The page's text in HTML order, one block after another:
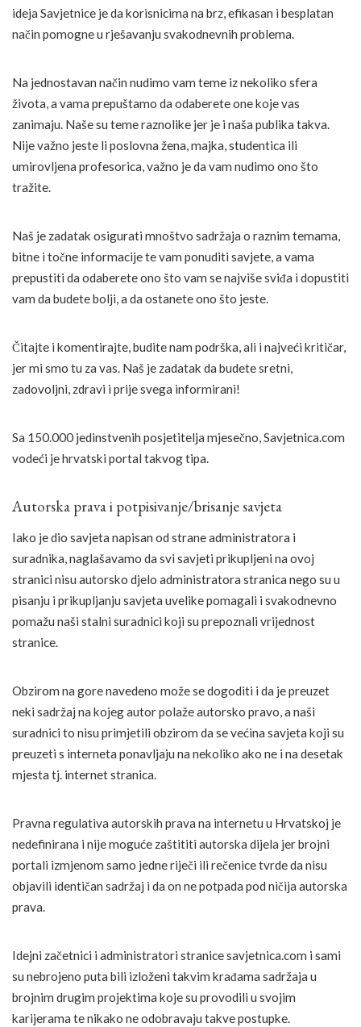
ideja Savjetnice je da korisnicima na brz, efikasan i besplatan
način pomogne u rješavanju svakodnevnih problema.
Na jednostavan način nudimo vam teme iz nekoliko sfera
života, a vama prepuštamo da odaberete one koje vas
zanimaju. Naše su teme raznolike jer je i naša publika takva.
Nije važno jeste li poslovna žena, majka, studentica ili
umirovljena profesorica, važno je da vam nudimo ono što
tražite.
Naš je zadatak osigurati mnoštvo sadržaja o raznim temama,
bitne i točne informacije te vam ponuditi savjete, a vama
prepustiti da odaberete ono što vam se najviše sviđa i dopustiti
vam da budete bolji, a da ostanete ono što jeste.
Čitajte i komentirajte, budite nam podrška, ali i najveći kritičar,
jer mi smo tu za vas. Naš je zadatak da budete sretni,
zadovoljni, zdravi i prije svega informirani!
Sa 150.000 jedinstvenih posjetitelja mjesečno, Savjetnica.com
vodeći je hrvatski portal takvog tipa.
Autorska prava i potpisivanje/brisanje savjeta
Iako je dio savjeta napisan od strane administratora i
suradnika, naglašavamo da svi savjeti prikupljeni na ovoj
stranici nisu autorsko djelo administratora stranica nego su u
pisanju i prikupljanju savjeta uvelike pomagali i svakodnevno
pomažu naši stalni suradnici koji su prepoznali vrijednost
stranice.
Obzirom na gore navedeno može se dogoditi i da je preuzet
neki sadržaj na kojeg autor polaže autorsko pravo, a naši
suradnici to nisu primjetili obzirom da se većina savjeta koji su
preuzeti s interneta ponavljaju na nekoliko ako ne i na desetak
mjesta tj. internet stranica.
Pravna regulativa autorskih prava na internetu u Hrvatskoj je
nedefinirana i nije moguće zaštititi autorska dijela jer brojni
portali izmjenom samo jedne riječi ili rečenice tvrde da nisu
objavili identičan sadržaj i da on ne potpada pod ničija autorska
prava.
Idejni začetnici i administratori stranice savjetnica.com i sami
su nebrojeno puta bili izloženi takvim krađama sadržaja u
brojnim drugim projektima koje su provodili u svojim
karijerama te nikako ne odobravaju takve postupke.